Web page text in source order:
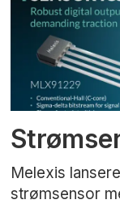
Melexis
strømsensor